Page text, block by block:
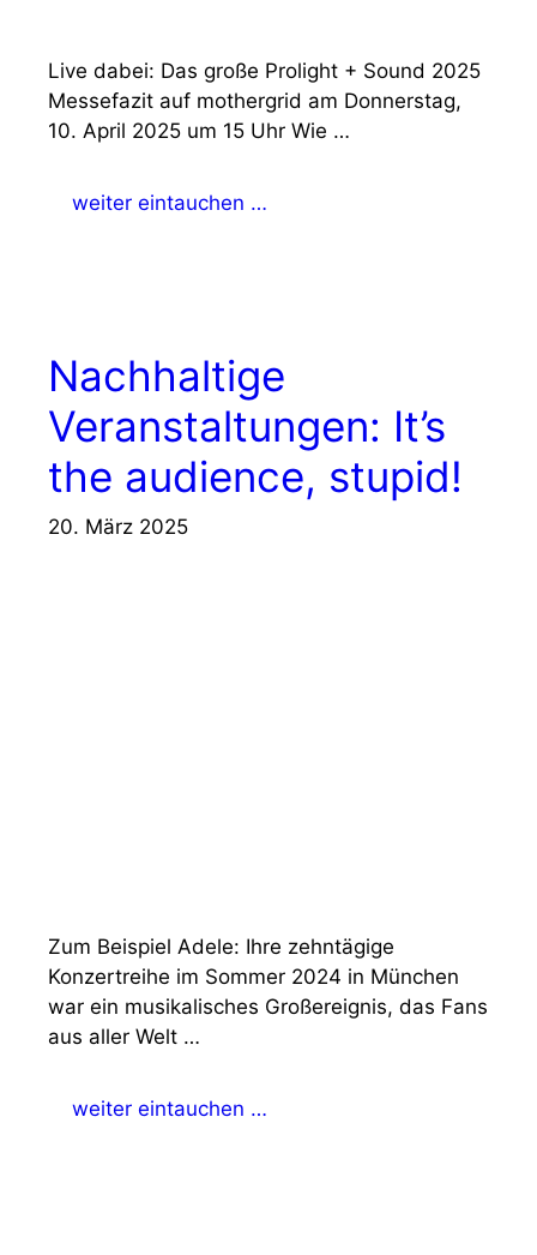
Live dabei: Das große Prolight + Sound 2025
Messefazit auf mothergrid am Donnerstag,
10. April 2025 um 15 Uhr Wie …
weiter eintauchen …
Nachhaltige
Veranstaltungen: It’s
the audience, stupid!
20. März 2025
Zum Beispiel Adele: Ihre zehntägige
Konzertreihe im Sommer 2024 in München
war ein musikalisches Großereignis, das Fans
aus aller Welt …
weiter eintauchen …